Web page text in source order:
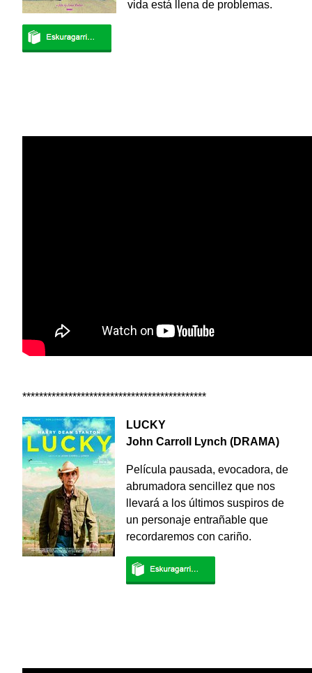
vida está llena de problemas.
********************************************
LUCKY
John Carroll Lynch (DRAMA)
Película pausada, evocadora, de
abrumadora sencillez que nos
llevará a los últimos suspiros de
un personaje entrañable que
recordaremos con cariño.